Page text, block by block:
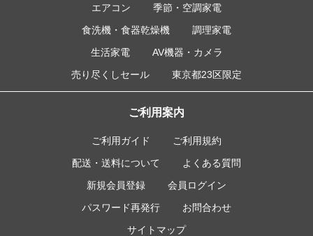
エアコン
季節・空調家電
食洗機・食器乾燥機
調理家電
生活家電
AV機器・カメラ
売り尽くしセール
東京都23区限定
ご利用案内
ご利用ガイド
ご利用規約
配送・送料について
よくある質問
新規会員登録
会員ログイン
パスワード再発行
お問合わせ
サイトマップ